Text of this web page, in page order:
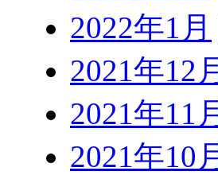
2022年1月
2021年12月
2021年11月
2021年10月